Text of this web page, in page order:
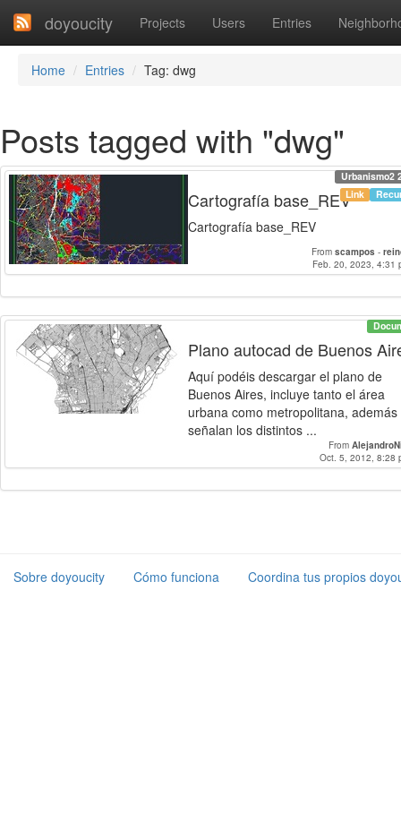
doyoucity Projects Users Entries
Home Entries Tag: dwg
Posts tagged with "dwg"
Urbanismo2
Link
Cartografía base_REV
Cartografía base_REV
From scampos -
Feb. 20, 2023, 4:31
Plano autocad de Buenos
Aquí podéis descargar el plano de
Buenos Aires, incluye tanto el área
urbana como metropolitana, además
señalan los distintos ...
From
Oct. 5, 2012, 8:28
Sobre doyoucity Cómo funciona Coordina tus propios